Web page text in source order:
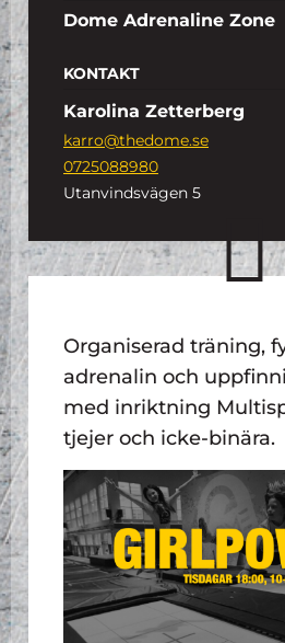
Dome Adrenaline Zone
KONTAKT
Karolina Zetterberg
karro@thedome.se
0725088980
Utanvindsvägen 5
Organiserad träning,
adrenalin och
med inriktning
tjejer och icke-binära.